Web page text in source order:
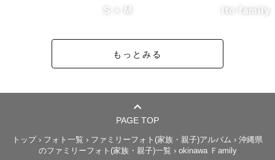
S × M Ito family
もっとみる
PAGE TOP
トップ › フォト一覧 › ファミリーフォト(家族・親子)アルバム › 沖縄県
のファミリーフォト(家族・親子)一覧 › okinawa Ｆamily